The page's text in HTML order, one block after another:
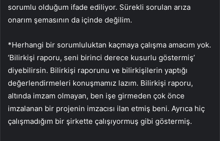
sorumlu olduğum ifade ediliyor. Sürekli sorulan arıza
onarım şemasının da içinde değilim.
*Herhangi bir sorumluluktan kaçmaya çalışma amacım yok.
‘Bilirkişi raporu, seni birinci derece kusurlu göstermiş’
diyebilirsin. Bilirkişi raporunu ve bilirkişilerin yaptığı
değerlendirmeleri konuşmamız lazım. Bilirkişi raporu,
altında imzam olmayan, ben işe girmeden çok önce
imzalanan bir projenin imzacısı ilan etmiş beni. Ayrıca hiç
çalışmadığım bir şirkette çalışıyormuş gibi göstermiş.